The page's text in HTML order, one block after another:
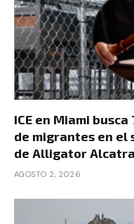
ICE en Miami
de migrantes en el
de Alligator
AGOSTO 2, 2026